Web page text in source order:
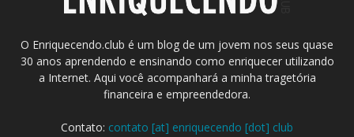
O Enriquecendo.club é um blog de um jovem nos seus quase
30 anos aprendendo e ensinando como enriquecer utilizando
a Internet. Aqui você acompanhará a minha tragetória
financeira e empreendedora.
Contato: contato [at] enriquecendo [dot] club